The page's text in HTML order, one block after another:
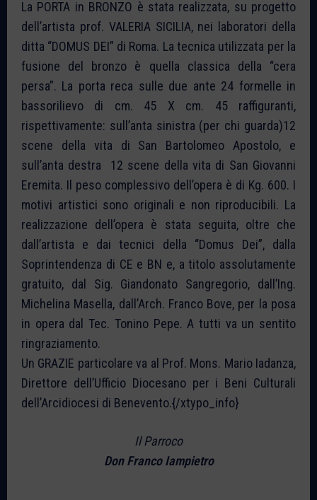
La PORTA in BRONZO è stata realizzata, su progetto
dell’artista prof. VALERIA SICILIA, nei laboratori della
ditta “DOMUS DEI” di Roma. La tecnica utilizzata per la
fusione del bronzo è quella classica della “cera
persa”. La porta reca sulle due ante 24 formelle in
bassorilievo di cm. 45 X cm. 45 raffiguranti,
rispettivamente: sull’anta sinistra (per chi guarda)12
scene della vita di San Bartolomeo Apostolo, e
sull’anta destra 12 scene della vita di San Giovanni
Eremita. Il peso complessivo dell’opera è di Kg. 600. I
motivi artistici sono originali e non riproducibili. La
realizzazione dell’opera è stata seguita, oltre che
dall’artista e dai tecnici della “Domus Dei”, dalla
Soprintendenza di CE e BN e, a titolo assolutamente
gratuito, dal Sig. Giandonato Sangregorio, dall’Ing.
Michelina Masella, dall’Arch. Franco Bove, per la posa
in opera dal Tec. Tonino Pepe. A tutti va un sentito
ringraziamento.
Un GRAZIE particolare va al Prof. Mons. Mario Iadanza,
Direttore dell’Ufficio Diocesano per i Beni Culturali
dell’Arcidiocesi di Benevento.{/xtypo_info}
Il Parroco
Don Franco Iampietro